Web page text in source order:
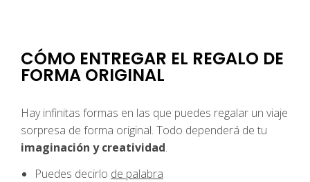
CÓMO ENTREGAR EL REGALO DE
FORMA ORIGINAL
Hay infinitas formas en las que puedes regalar un viaje
sorpresa de forma original. Todo dependerá de tu
imaginación y creatividad.
Puedes decirlo de palabra